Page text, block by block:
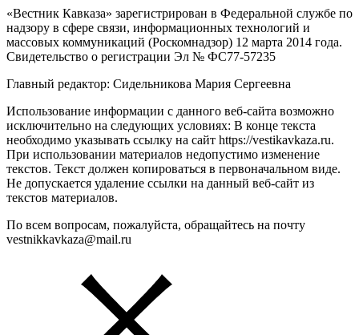
«Вестник Кавказа» зарегистрирован в Федеральной службе по
надзору в сфере связи, информационных технологий и
массовых коммуникаций (Роскомнадзор) 12 марта 2014 года.
Свидетельство о регистрации Эл № ФС77-57235
Главный редактор: Сидельникова Мария Сергеевна
Использование информации с данного веб-сайта возможно
исключительно на следующих условиях: В конце текста
необходимо указывать ссылку на сайт https://vestikavkaza.ru.
При использовании материалов недопустимо изменение
текстов. Текст должен копироваться в первоначальном виде.
Не допускается удаление ссылки на данный веб-сайт из
текстов материалов.
По всем вопросам, пожалуйста, обращайтесь на почту
vestnikkavkaza@mail.ru